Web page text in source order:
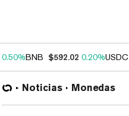
0.50%BNB $592.02 0.20%USDC
Noticias Monedas